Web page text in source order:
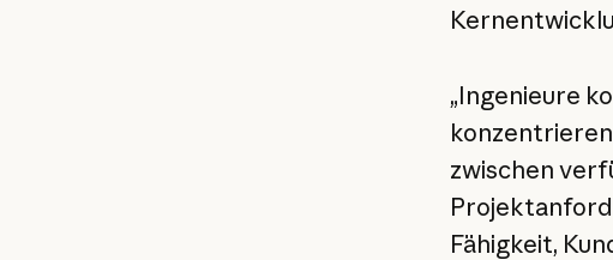
„Ingenieure
zwischen
Fähigkeit,